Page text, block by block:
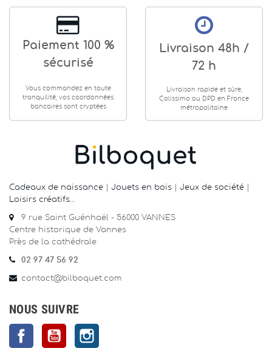
Paiement 100 %
sécurisé
Vous commandez en toute
tranquilité, vos coordonnées
bancaires sont cryptées
Livraison 48h /
72 h
Livraison rapide et sûre,
Colissimo ou DPD en France
métropolitaine
Cadeaux de naissance Jouets en bois Jeux de société
Loisirs créatifs…
9 rue Saint Guénhaël - 56000 VANNES
Centre historique de Vannes
Près de la cathédrale
02 97 47 56 92
contact@bilboquet.com
NOUS SUIVRE
FacebookYouTube